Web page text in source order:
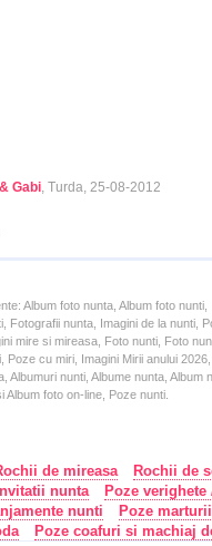
Gabi, Turda, 25-08-2012
Album foto nunta, Album foto
Fotografii nunta, Imagini de la nunti,
mire si mireasa, Foto nunti, Foto
Poze cu miri, Imagini Mirii anului
Albumuri nunti, Albume nunta,
Album foto on-line, Poze nunti.
de mireasa
Rochii de
nunta
Poze
nunti
Poze
Poze coafuri si machiaj